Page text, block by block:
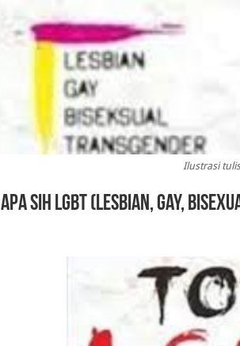
Ilustrasi
Apa Sih LGBT (Lesbian, Gay,